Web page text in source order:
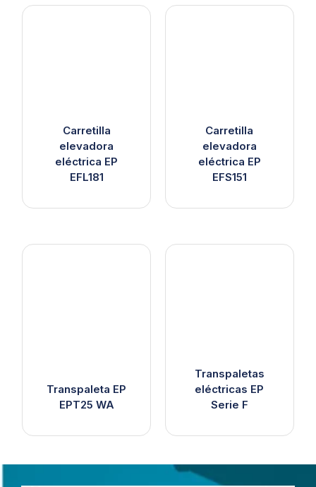
Carretilla
elevadora
eléctrica EP
EFL181
Carretilla
elevadora
eléctrica EP
EFS151
Transpaleta EP
EPT25 WA
Transpaletas
eléctricas EP
Serie F